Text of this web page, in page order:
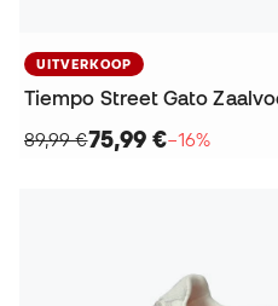
UITVERKOOP
89,99 €75,99 €−16%